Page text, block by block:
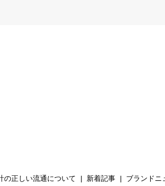
の正しい流通について 新着記事 ブランドニ